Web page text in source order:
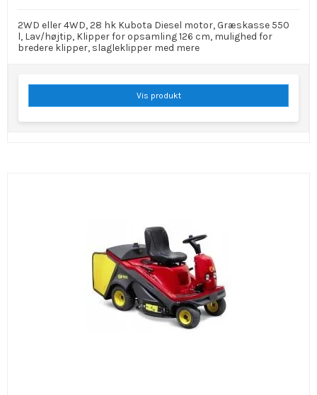
2WD eller 4WD, 28 hk Kubota Diesel motor, Græskasse 550
l, Lav/højtip, Klipper for opsamling 126 cm, mulighed for
bredere klipper, slagleklipper med mere
Vis produkt